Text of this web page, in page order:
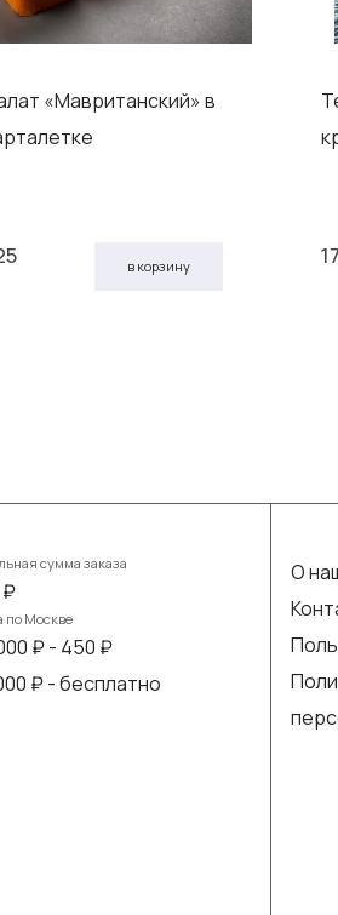
«Мавританский» в
в корзину
сумма заказа
₽
по Москве
₽ - 450 ₽
₽ - бесплатно
О